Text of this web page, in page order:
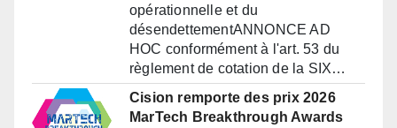
opérationnelle et du
désendettementANNONCE AD
HOC conformément à l'art. 53 du
règlement de cotation de la SIX…
Cision remporte des prix 2026
MarTech Breakthrough Awards